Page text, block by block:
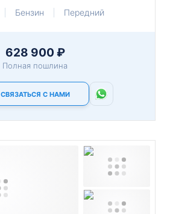
Бензин Передний
628 900 ₽
Полная пошлина
СВЯЗАТЬСЯ С НАМИ